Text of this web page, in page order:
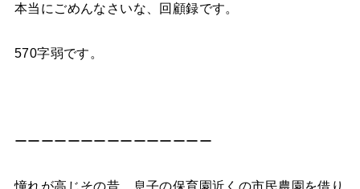
本当にごめんなさいな、回顧録です。
570字弱です。
ーーーーーーーーーーーーーーー
憧れが高じその昔、息子の保育園近くの市民農園を借り